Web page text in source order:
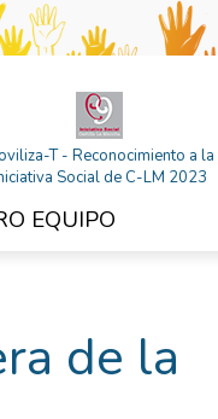
T - Reconocimiento a la
Social de C-LM 2023
EQUIPO
de la